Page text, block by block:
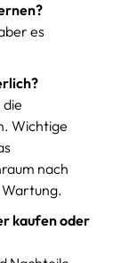
es
Wichtige
nach
Wartung.
kaufen oder